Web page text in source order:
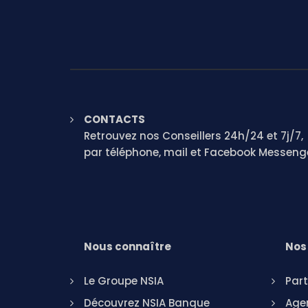
CONTACTS
Retrouvez nos Conseillers 24h/24 et 7j/7,
par téléphone, mail et Facebook
Nous connaître
Le Groupe NSIA
Découvrez NSIA Banque